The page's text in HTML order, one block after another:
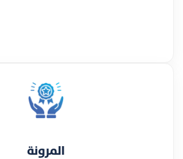
المرونة